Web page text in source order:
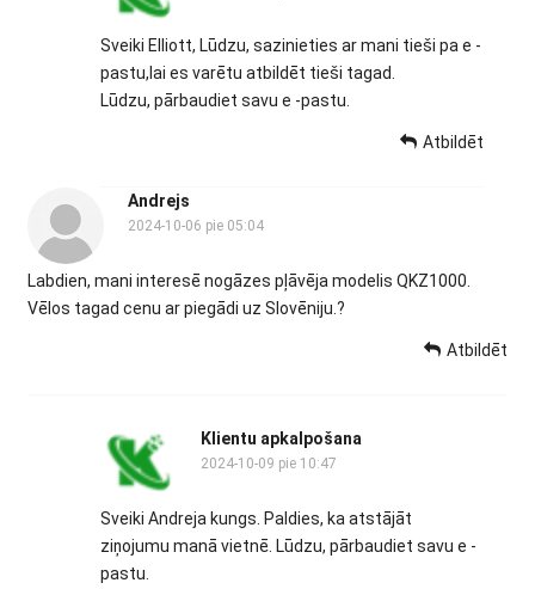
Sveiki Elliott, Lūdzu, sazinieties ar mani tieši pa e -
pastu,lai es varētu atbildēt tieši tagad.
Lūdzu, pārbaudiet savu e -pastu.
Atbildēt
Andrejs
2024-10-06 pie 05:04
Labdien, mani interesē nogāzes pļāvēja modelis QKZ1000.
Vēlos tagad cenu ar piegādi uz Slovēniju.?
Atbildēt
Klientu apkalpošana
2024-10-09 pie 10:47
Sveiki Andreja kungs. Paldies, ka atstājāt
ziņojumu manā vietnē. Lūdzu, pārbaudiet savu e -
pastu.